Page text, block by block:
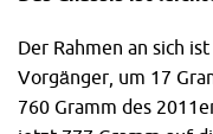
Der Rahmen an sich
Vorgänger, um 17
760 Gramm des